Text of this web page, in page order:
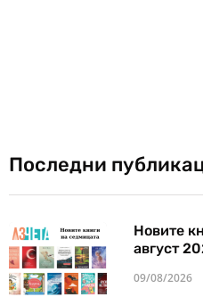
Последни
Новите
август
09/08/2026